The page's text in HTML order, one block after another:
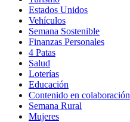
Estados Unidos
Vehículos
Semana Sostenible
Finanzas Personales
4 Patas
Salud
Loterías
Educación
Contenido en colaboración
Semana Rural
Mujeres